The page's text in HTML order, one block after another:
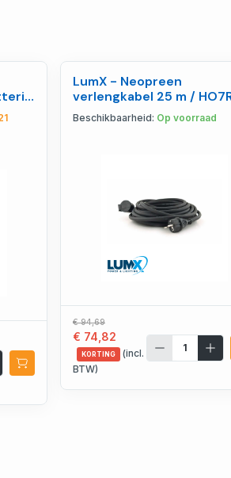
LumX - Neopreen
verlengkabel 25 m /
3x2,5 - LM 40765
Beschikbaarheid: Op voorraad
€ 94,69
€ 74,82
KORTING
(incl.
BTW)